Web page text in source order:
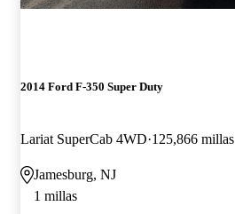
2014 Ford F-350 Super Duty
Lariat SuperCab 4WD 125,866 millas
Jamesburg, NJ
1 millas